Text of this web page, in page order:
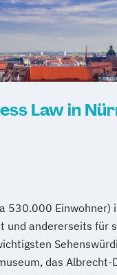
Law in
530.000 Einwohner)
und andererseits für
das Albrecht-